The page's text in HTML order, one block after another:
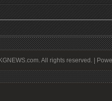
All rights reserved. |